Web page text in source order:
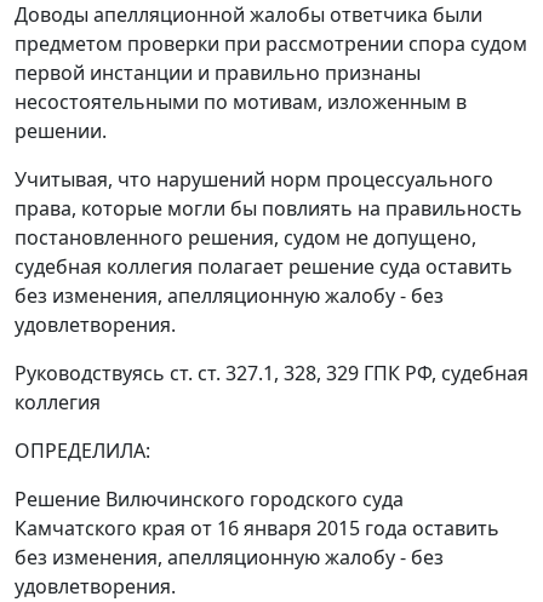
Доводы апелляционной жалобы ответчика были
предметом проверки при рассмотрении спора судом
первой инстанции и правильно признаны
несостоятельными по мотивам, изложенным в
решении.
Учитывая, что нарушений норм процессуального
права, которые могли бы повлиять на правильность
постановленного решения, судом не допущено,
судебная коллегия полагает решение суда оставить
без изменения, апелляционную жалобу - без
удовлетворения.
Руководствуясь ст. ст. 327.1, 328, 329 ГПК РФ, судебная
коллегия
ОПРЕДЕЛИЛА:
Решение Вилючинского городского суда
Камчатского края от 16 января 2015 года оставить
без изменения, апелляционную жалобу - без
удовлетворения.